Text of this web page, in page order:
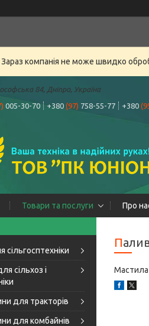
Зараз компанія не може швидко
84, Дніпро, Україна
005-30-70 +380 (97) 758-55-77 +380
Товари та послуги Про
сільхоз і
для тракторів
для комбайнів
Мастила